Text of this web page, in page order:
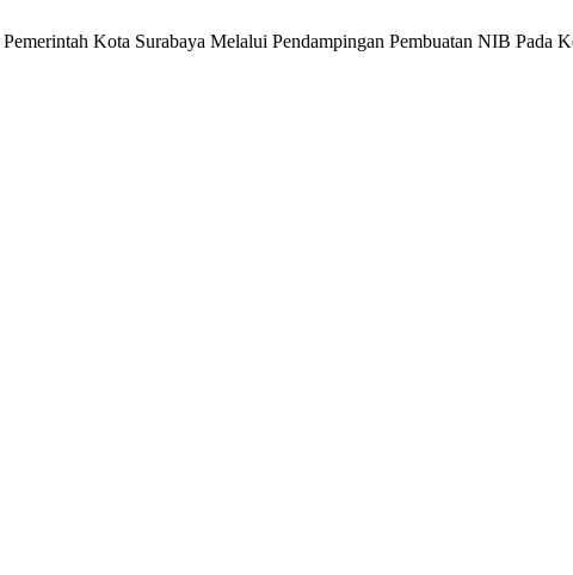
Kota Surabaya Melalui Pendampingan Pembuatan NIB Pada